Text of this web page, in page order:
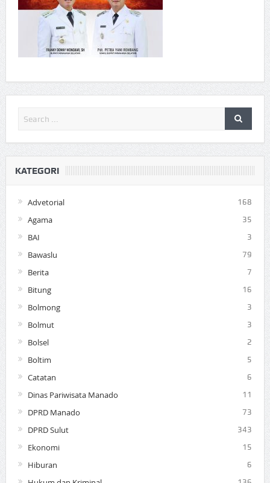
KATEGORI
Advetorial 168
Agama 35
BAI 3
Bawaslu 79
Berita 7
Bitung 16
Bolmong 3
Bolmut 3
Bolsel 2
Boltim 5
Catatan 6
Dinas Pariwisata Manado 11
DPRD Manado 73
DPRD Sulut 343
Ekonomi 15
Hiburan 6